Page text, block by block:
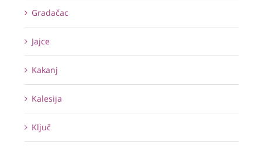
Gradačac
Jajce
Kakanj
Kalesija
Ključ